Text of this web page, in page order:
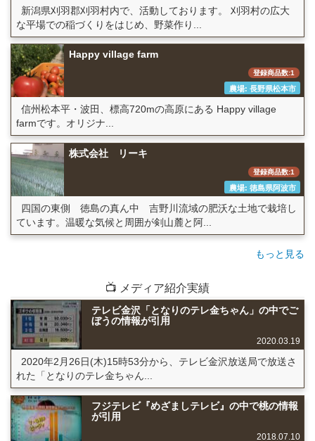
新潟県刈羽郡刈羽村内で、活動しております。 刈羽村の広大
な平場での稲づくりをはじめ、野菜作り...
Happy village farm
登録商品数:1
農場: 長野県松本市
信州松本平・波田、標高720mの高原にある Happy village
farmです。オリジナ...
株式会社 リーキ
登録商品数:1
農場: 徳島県阿波市
四国の東側 徳島の真ん中 吉野川流域の肥沃な土地で栽培し
ています。温暖な気候と周囲が剣山麓と阿...
もっと見る
📺 メディア紹介実績
テレビ金沢「となりのテレ金ちゃん」の中でご
ぼうの情報が引用
2020.03.19
2020年2月26日(木)15時53分から、テレビ金沢放送局で放送さ
れた「となりのテレ金ちゃん...
フジテレビ『めざましテレビ』の中で桃の情報
が引用
2018.07.10